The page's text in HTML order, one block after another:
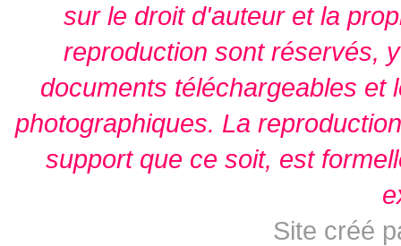
sur le droit d'auteur et la
reproduction sont réservés,
documents téléchargeables et
photographiques. La
support que ce soit, est
Site créé